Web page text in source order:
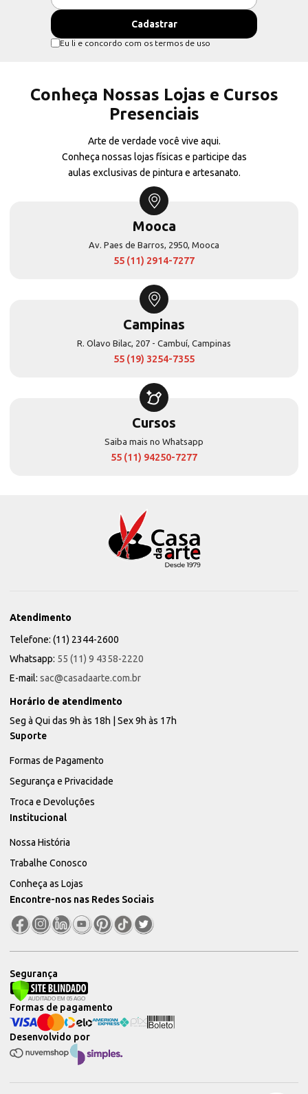
Eu li e concordo com os termos de uso
Conheça Nossas Lojas e Cursos
Presenciais
Arte de verdade você vive aqui.
Conheça nossas lojas físicas e participe das
aulas exclusivas de pintura e artesanato.
Mooca
Av. Paes de Barros, 2950, Mooca
55 (11) 2914-7277
Campinas
R. Olavo Bilac, 207 - Cambuí, Campinas
55 (19) 3254-7355
Cursos
Saiba mais no Whatsapp
55 (11) 94250-7277
Atendimento
Telefone: (11) 2344-2600
Whatsapp: 55 (11) 9 4358-2220
E-mail: sac@casadaarte.com.br
Horário de atendimento
Seg à Qui das 9h às 18h | Sex 9h às 17h
Suporte
Formas de Pagamento
Segurança e Privacidade
Troca e Devoluções
Institucional
Nossa História
Trabalhe Conosco
Conheça as Lojas
Encontre-nos nas Redes Sociais
Segurança
Desenvolvido por
Formas de pagamento